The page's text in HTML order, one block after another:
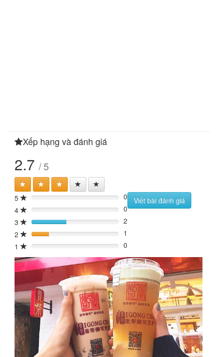
Xếp hạng và đánh giá
2.7 / 5
5 0%
0
4
0%
0
3
40%
2
2
20%
1
1
0% 0
Viết bài đánh giá